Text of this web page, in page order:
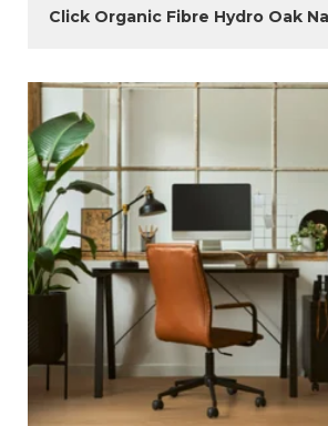
Click Organic Fibre Hydro Oak